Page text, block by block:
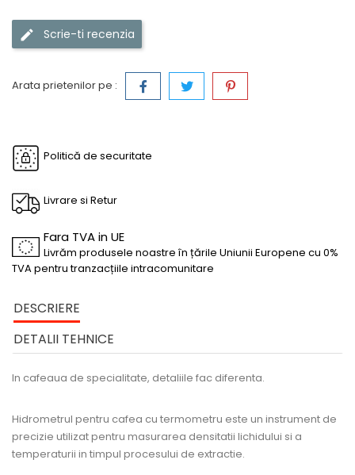
Scrie-ti recenzia
Arata prietenilor pe :
Politică de securitate
Livrare si Retur
Fara TVA in UE
Livrăm produsele noastre în țările Uniunii Europene cu 0%
TVA pentru tranzacțiile intracomunitare
DESCRIERE
DETALII TEHNICE
In cafeaua de specialitate, detaliile fac diferenta.
Hidrometrul pentru cafea cu termometru este un instrument de
precizie utilizat pentru masurarea densitatii lichidului si a
temperaturii in timpul procesului de extractie.